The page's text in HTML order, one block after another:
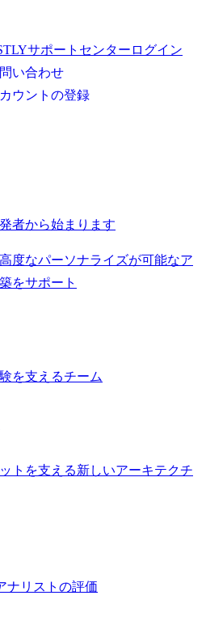
サポートセンター ログイン
い合わせ
ウントの登録
者から始まります
度なパーソナライズが可能なア
をサポート
を支えるチーム
トを支える新しいアーキテクチ
ナリストの評価